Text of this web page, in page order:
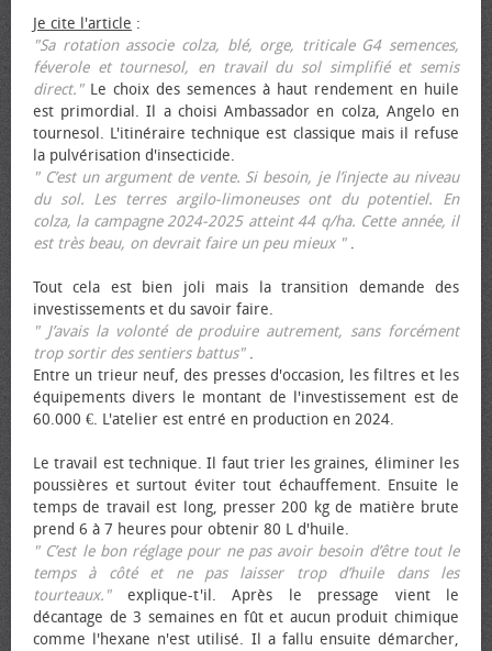
Je cite l'article :
"Sa rotation associe colza, blé, orge, triticale G4 semences,
féverole et tournesol, en travail du sol simplifié et semis
direct."Le choix des semences à haut rendement en huile
est primordial. Il a choisi Ambassador en colza, Angelo en
tournesol. L'itinéraire technique est classique mais il refuse
la pulvérisation d'insecticide.
" C’est un argument de vente. Si besoin, je l’injecte au niveau
du sol. Les terres argilo-limoneuses ont du potentiel. En
colza, la campagne 2024-2025 atteint 44 q/ha. Cette année, il
est très beau, on devrait faire un peu mieux ".
Tout cela est bien joli mais la transition demande des
investissements et du savoir faire.
" J’avais la volonté de produire autrement, sans forcément
trop sortir des sentiers battus".
Entre un trieur neuf, des presses d'occasion, les filtres et les
équipements divers le montant de l'investissement est de
60.000 €. L'atelier est entré en production en 2024.
Le travail est technique. Il faut trier les graines, éliminer les
poussières et surtout éviter tout échauffement. Ensuite le
temps de travail est long, presser 200 kg de matière brute
prend 6 à 7 heures pour obtenir 80 L d'huile.
" C’est le bon réglage pour ne pas avoir besoin d’être tout le
temps à côté et ne pas laisser trop d’huile dans les
tourteaux."explique-t'il. Après le pressage vient le
décantage de 3 semaines en fût et aucun produit chimique
comme l'hexane n'est utilisé. Il a fallu ensuite démarcher,